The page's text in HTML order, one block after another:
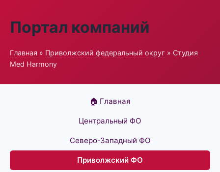
Портал компаний
Главная » Приволжский федеральный округ » Студия
Med Harmony
🏠 Главная
Центральный ФО
Северо-Западный ФО
Приволжский ФО